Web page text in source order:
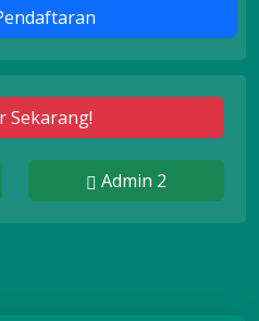
Sekarang!
Admin 2